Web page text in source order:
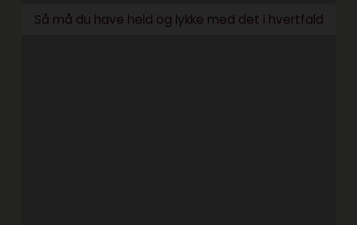
Så må du have held og lykke med det i hvertfald